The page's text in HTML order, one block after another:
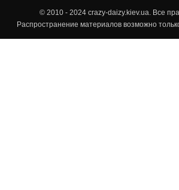
© 2010 - 2024 crazy-daizy.kiev.ua. Все
Распространение материалов возможно